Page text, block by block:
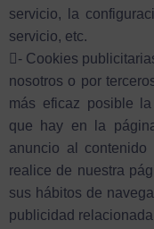
servicio, la
servicio, etc.
- Cookies
nosotros o por
más eficaz posible
que hay en la
anuncio al
realice de nuestra
sus hábitos de
publicidad